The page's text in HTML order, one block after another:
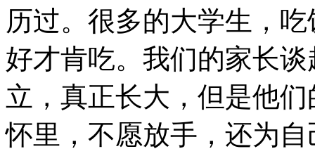
历过。很多的大学生，
好才肯吃。我们的家长
立，真正长大，但是他
怀里，不愿放手，还为